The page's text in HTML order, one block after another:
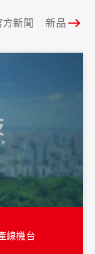
方新聞 新品資訊
線機台